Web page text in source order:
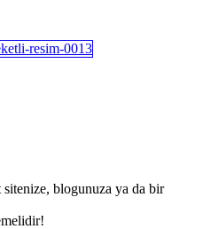
blogunuza ya da bir